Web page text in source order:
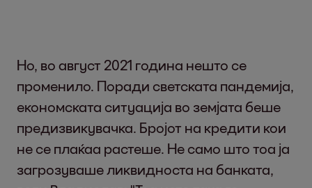
Но, во август 2021 година нешто се
променило. Поради светската пандемија,
економската ситуација во земјата беше
предизвикувачка. Бројот на кредити кои
не се плаќаа растеше. Не само што тоа ја
загрозуваше ликвидноста на банката,